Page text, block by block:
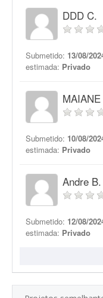
DDD C.
Submetido: 13/08/
estimada: Privado
Submetido: 10/08/
estimada: Privado
Andre B.
Submetido: 12/08/
estimada: Privado